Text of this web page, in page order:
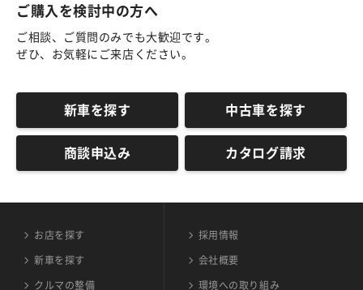
ご購入を検討中の方へ
ご相談、ご質問のみでも大歓迎です。
ぜひ、お気軽にご来店ください。
新車を探す 中古車を探す
商談申込み カタログ請求
お店を探す
新車を探す
クルマの整備
採用情報
会社概要
環境への取り組み